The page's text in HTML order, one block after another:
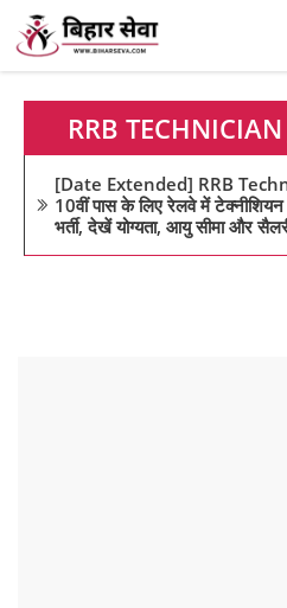
Skip
content
RRB
[Date Extended] RRB
10वीं पास के लिए रेलवे में
भर्ती, देखें योग्यता, आयु सीमा और